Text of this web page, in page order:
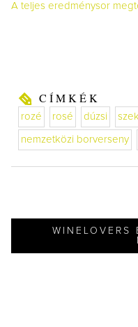
A teljes eredménysor
CÍMKÉK
rozé rosé dúzsi
nemzetközi borverseny
WINELOVERS